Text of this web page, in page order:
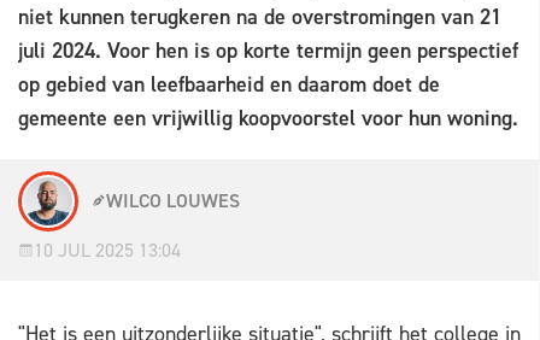
niet kunnen terugkeren na de overstromingen van 21
juli 2024. Voor hen is op korte termijn geen perspectief
op gebied van leefbaarheid en daarom doet de
gemeente een vrijwillig koopvoorstel voor hun woning.
WILCO LOUWES
10 JUL 2025 13:04